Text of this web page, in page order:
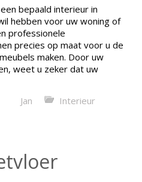
bepaald interieur in
hebben voor uw woning of
professionele
precies op maat voor u de
maken. Door uw
weet u zeker dat uw
Jan Interieur